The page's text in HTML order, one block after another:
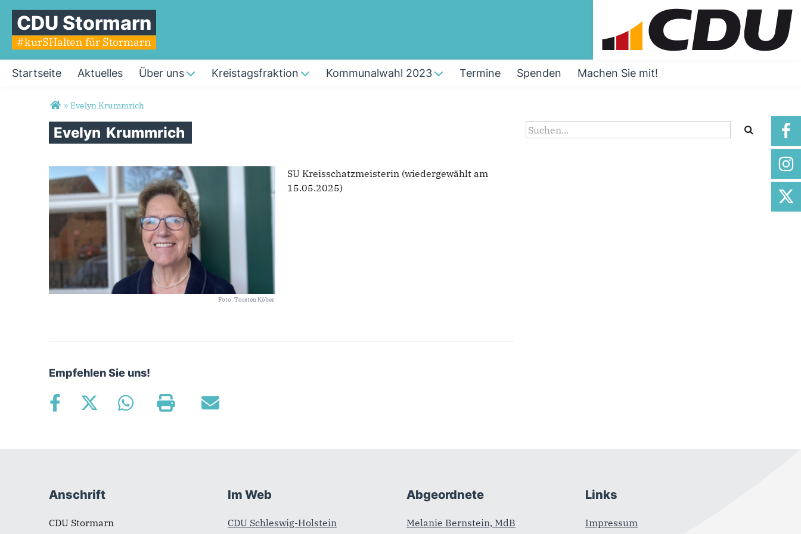
CDU Stormarn
#kurSHalten für Stormarn
Startseite Aktuelles Über uns Kreistagsfraktion Kommunalwahl 2023 Termine Spenden Machen Sie mit!
Sie sind hier
» Evelyn Krummrich
Evelyn Krummrich
Foto: Torsten Köber
SU Kreisschatzmeisterin (wiedergewählt am
15.05.2025)
Empfehlen Sie uns!
Suchformular
Suche
Fußbereich
Anschrift
CDU Stormarn
Im Web
CDU Schleswig-Holstein
Abgeordnete
Melanie Bernstein, MdB
Links
Impressum